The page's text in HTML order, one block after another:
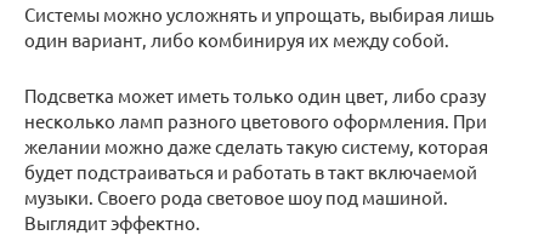
Системы можно усложнять и упрощать, выбирая лишь
один вариант, либо комбинируя их между собой.
Подсветка может иметь только один цвет, либо сразу
несколько ламп разного цветового оформления. При
желании можно даже сделать такую систему, которая
будет подстраиваться и работать в такт включаемой
музыки. Своего рода световое шоу под машиной.
Выглядит эффектно.